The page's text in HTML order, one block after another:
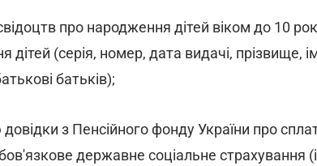
про народження дітей віком до 10
дітей (серія, номер, дата видачі, прізвище,
батьків);
з Пенсійного фонду України про
державне соціальне страхування